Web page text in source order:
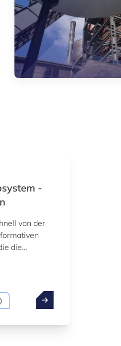
-
von der
die
Entwicklung